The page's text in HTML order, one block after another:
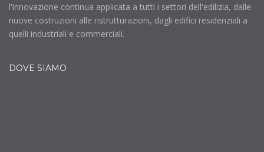
l'innovazione continua applicata a tutti i settori dell'edilizia, dalle
nuove costruzioni alle ristrutturazioni, dagli edifici residenziali a
quelli industriali e commerciali.
DOVE SIAMO